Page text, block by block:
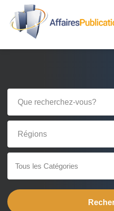
Tous les Catégories